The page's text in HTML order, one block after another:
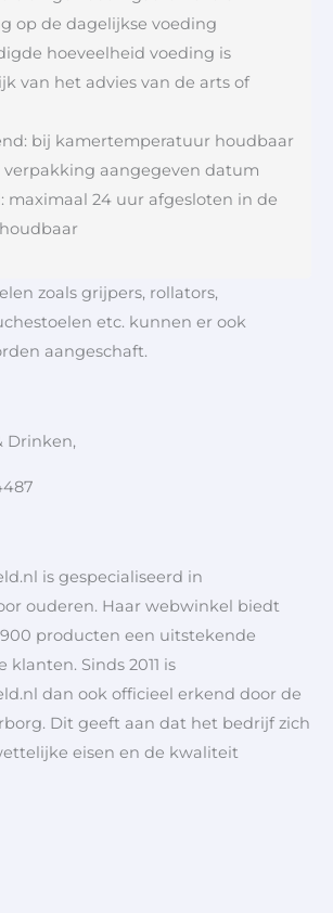
op de dagelijkse voeding
hoeveelheid voeding is
van het advies van de arts of
bij kamertemperatuur houdbaar
aangegeven datum
maximaal 24 uur afgesloten in de
zoals grijpers, rollators,
etc. kunnen er ook
aangeschaft.
Drinken,
is gespecialiseerd in
ouderen. Haar webwinkel biedt
producten een uitstekende
klanten. Sinds 2011 is
dan ook officieel erkend door de
Dit geeft aan dat het bedrijf zich
eisen en de kwaliteit